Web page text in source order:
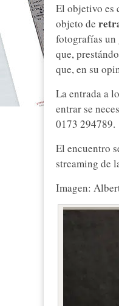
El objetivo es
objeto de
fotografías un
que,
que, en su
La entrada a
entrar se
0173 294789.
El encuentro
streaming de
Imagen: